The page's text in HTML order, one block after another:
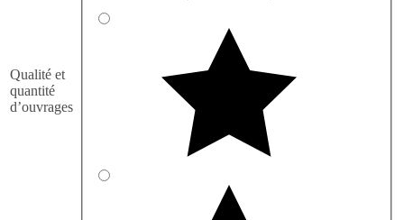
Qualité et
quantité
d’ouvrages